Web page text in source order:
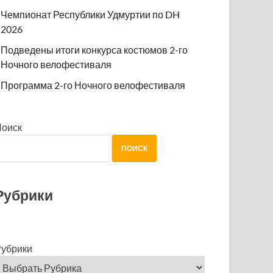
Чемпионат Республики Удмуртии по DH
2026
Подведены итоги конкурса костюмов 2-го
Ночного велофестиваля
Программа 2-го Ночного велофестиваля
ПОИСК